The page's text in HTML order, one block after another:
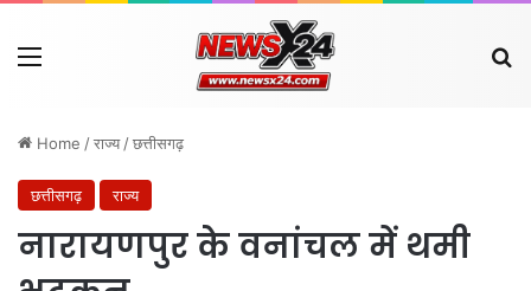
Menu
Home /राज्य /छत्तीसगढ़
छत्तीसगढ़ राज्य
नारायणपुर के वनांचल में थमी